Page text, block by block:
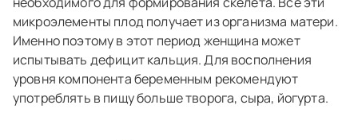
микроэлементы плод получает из организма матери.
Именно поэтому в этот период женщина может
испытывать дефицит кальция. Для восполнения
уровня компонента беременным рекомендуют
употреблять в пищу больше творога, сыра, йогурта.